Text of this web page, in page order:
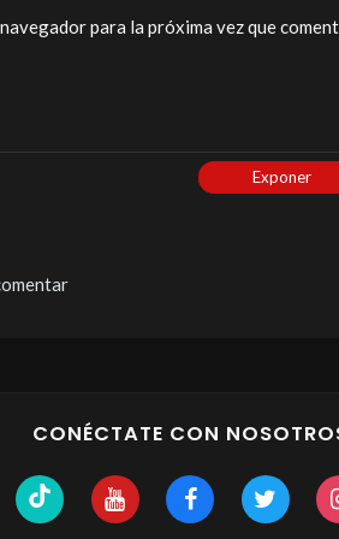
para la próxima vez que
Exponer
CONÉCTATE CON